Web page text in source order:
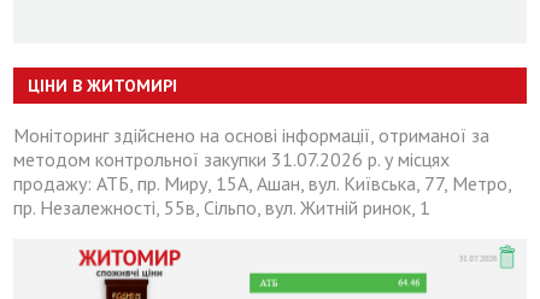
ЦІНИ В ЖИТОМИРІ
Моніторинг здійснено на основі інформації, отриманої за
методом контрольної закупки 31.07.2026 р. у місцях
продажу: АТБ, пр. Миру, 15А, Ашан, вул. Київська, 77, Метро,
пр. Незалежності, 55в, Сільпо, вул. Житній ринок, 1